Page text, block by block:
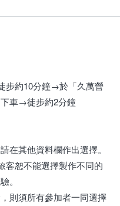
步約10分鐘→於「久萬營
車→徒步約2分鐘
在其他資料欄作出選擇。
恕不能選擇製作不同的
。
則須所有參加者一同選擇